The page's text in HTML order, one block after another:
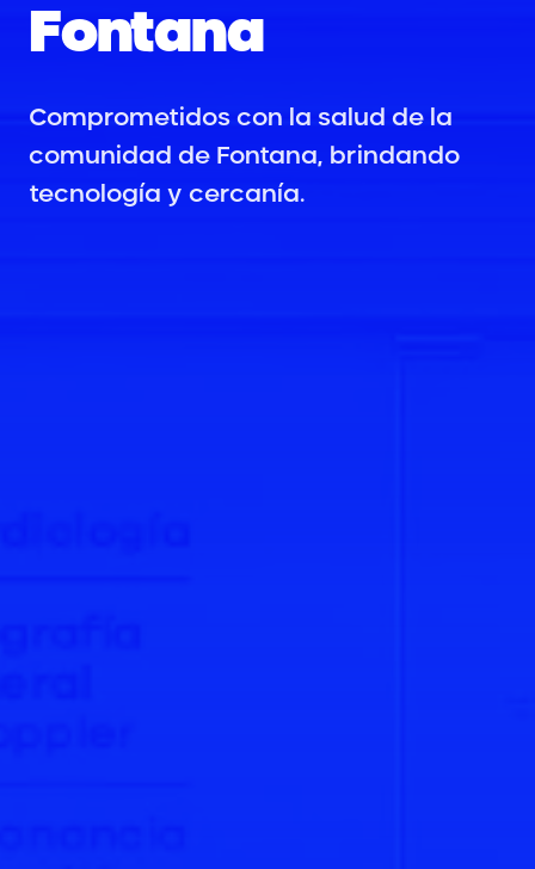
Fontana
Comprometidos con la salud de la
comunidad de Fontana, brindando
tecnología y cercanía.